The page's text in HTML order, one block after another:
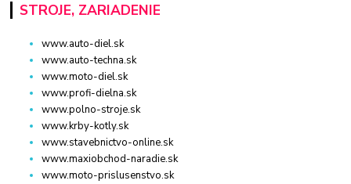
STROJE, ZARIADENIE
www.auto-diel.sk
www.auto-techna.sk
www.moto-diel.sk
www.profi-dielna.sk
www.polno-stroje.sk
www.krby-kotly.sk
www.stavebnictvo-online.sk
www.maxiobchod-naradie.sk
www.moto-prislusenstvo.sk